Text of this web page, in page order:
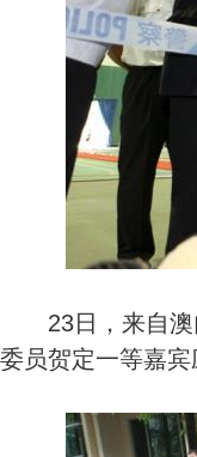
23日，来自澳
委员贺定一等嘉